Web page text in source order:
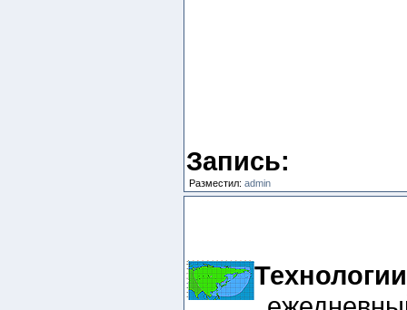
Запись:
Разместил: admin
Технологии